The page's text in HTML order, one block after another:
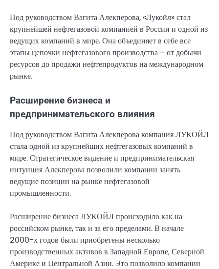
Под руководством Вагита Алекперова, «Лукойл» стал
крупнейшей нефтегазовой компанией в России и одной из
ведущих компаний в мире. Она объединяет в себе все
этапы цепочки нефтегазового производства – от добычи
ресурсов до продажи нефтепродуктов на международном
рынке.
Расширение бизнеса и
предпринимательского влияния
Под руководством Вагита Алекперова компания ЛУКОЙЛ
стала одной из крупнейших нефтегазовых компаний в
мире. Стратегическое видение и предпринимательская
интуиция Алекперова позволили компании занять
ведущие позиции на рынке нефтегазовой
промышленности.
Расширение бизнеса ЛУКОЙЛ происходило как на
российском рынке, так и за его пределами. В начале
2000-х годов были приобретены несколько
производственных активов в Западной Европе, Северной
Америке и Центральной Азии. Это позволило компании